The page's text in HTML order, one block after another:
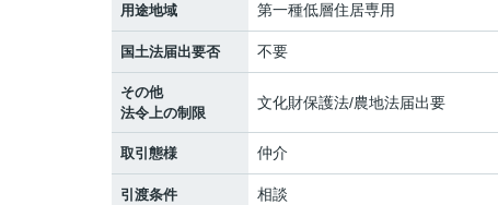
用途地域 第一種低層住居専用
国土法届出要否 不要
その他
法令上の制限
文化財保護法/農地法届出要
取引態様 仲介
引渡条件 相談